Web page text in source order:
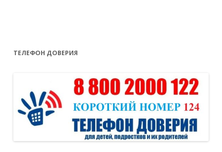
ТЕЛЕФОН ДОВЕРИЯ